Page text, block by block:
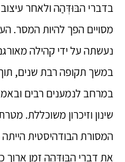
בדברי הבּוּדְּהַה ולאחר עיצוב
מסויים הפך להיות המסר.
נעשתה על ידי קהילה
במשך תקופה רבת שנים,
במרחב לנמענים רבים
שינון וזיכרון משוכללת.
המסורת הבודהיסטית
את דברי הבּוּדְּהַה זמן